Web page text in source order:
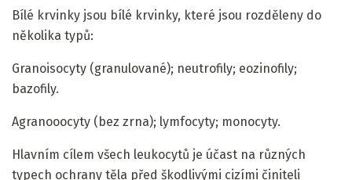
Bílé krvinky jsou bílé krvinky, které jsou rozděleny do
několika typů:
Granoisocyty (granulované); neutrofily; eozinofily;
bazofily.
Agranooocyty (bez zrna); lymfocyty; monocyty.
Hlavním cílem všech leukocytů je účast na různých
typech ochrany těla před škodlivými cizími činiteli